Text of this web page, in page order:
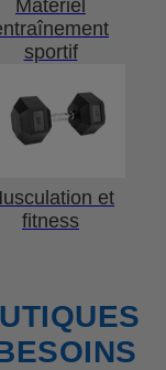
Matériel
sportif
et
fitness